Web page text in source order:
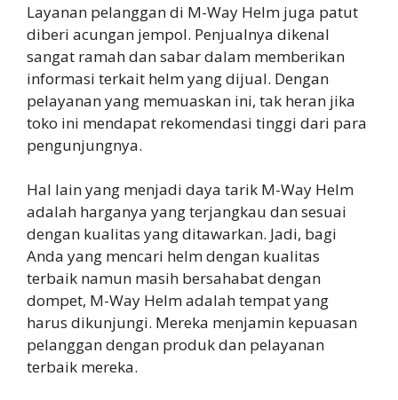
Layanan pelanggan di M-Way Helm juga patut
diberi acungan jempol. Penjualnya dikenal
sangat ramah dan sabar dalam memberikan
informasi terkait helm yang dijual. Dengan
pelayanan yang memuaskan ini, tak heran jika
toko ini mendapat rekomendasi tinggi dari para
pengunjungnya.
Hal lain yang menjadi daya tarik M-Way Helm
adalah harganya yang terjangkau dan sesuai
dengan kualitas yang ditawarkan. Jadi, bagi
Anda yang mencari helm dengan kualitas
terbaik namun masih bersahabat dengan
dompet, M-Way Helm adalah tempat yang
harus dikunjungi. Mereka menjamin kepuasan
pelanggan dengan produk dan pelayanan
terbaik mereka.